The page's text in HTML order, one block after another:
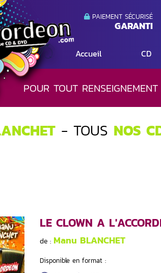
PAIEMENT SÉCURISÉ
GARANTI
Accueil CD
POUR TOUT
- TOUS NOS
LE CLOWN A
de : Manu BLANCHET
Disponible en format :